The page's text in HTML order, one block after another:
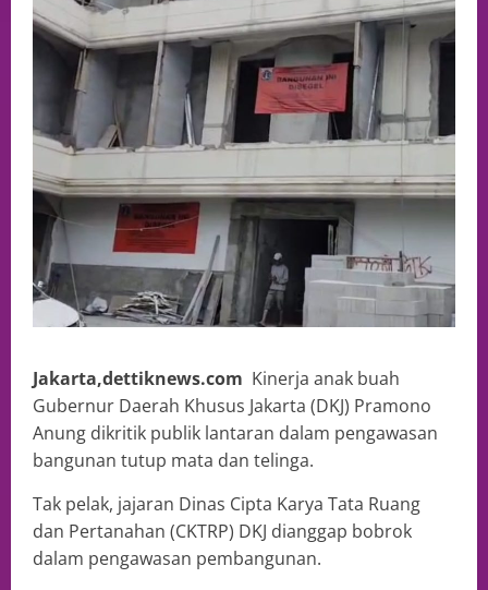
Jakarta,dettiknews.com Kinerja anak buah
Gubernur Daerah Khusus Jakarta (DKJ) Pramono
Anung dikritik publik lantaran dalam pengawasan
bangunan tutup mata dan telinga.
Tak pelak, jajaran Dinas Cipta Karya Tata Ruang
dan Pertanahan (CKTRP) DKJ dianggap bobrok
dalam pengawasan pembangunan.